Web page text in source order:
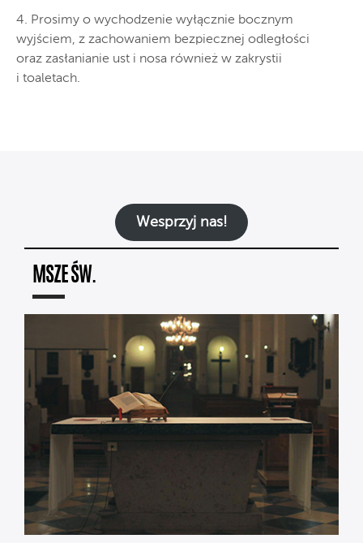
4. Prosimy o wychodzenie wyłącznie bocznym
wyjściem, z zachowaniem bezpiecznej odległości
oraz zasłanianie ust i nosa również w zakrystii
i toaletach.
Wesprzyj nas!
MSZE ŚW.